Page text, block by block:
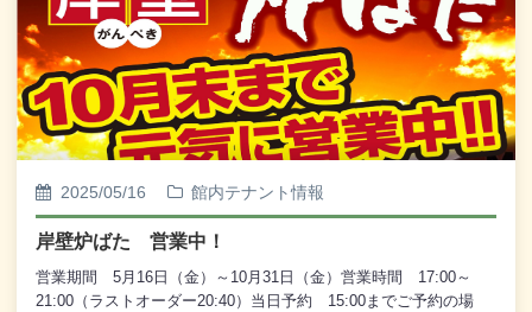
2025/05/16 館内テナント情報
岸壁炉ばた 営業中！
営業期間 5月16日（金）～10月31日（金）営業時間 17:00～
21:00（ラストオーダー20:40）当日予約 15:00までご予約の場